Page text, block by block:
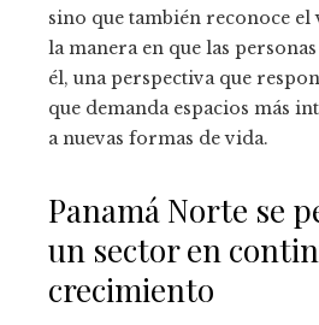
sino que también reconoce
la manera en que las
él, una perspectiva que
que demanda espacios más
a nuevas formas de vida.
Panamá Norte se
un sector en
crecimiento